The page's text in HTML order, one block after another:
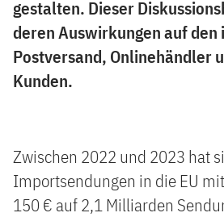
gestalten. Dieser
deren Auswirkungen auf
Postversand, Onlinehändler
Kunden.
Zwischen 2022 und 2023 hat
Importsendungen in die EU
150 € auf 2,1 Milliarden